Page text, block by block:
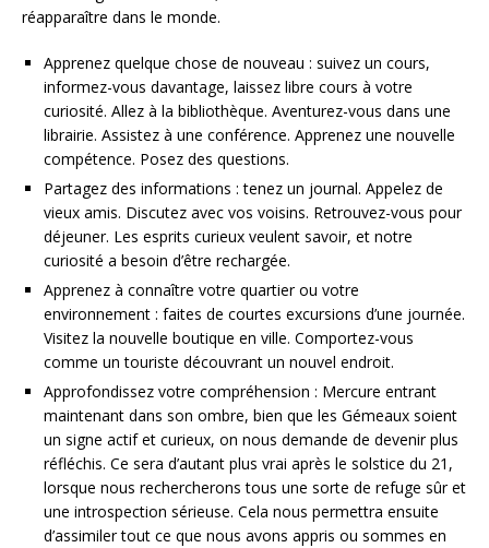
réapparaître dans le monde.
Apprenez quelque chose de nouveau : suivez un cours,
informez-vous davantage, laissez libre cours à votre
curiosité. Allez à la bibliothèque. Aventurez-vous dans une
librairie. Assistez à une conférence. Apprenez une nouvelle
compétence. Posez des questions.
Partagez des informations : tenez un journal. Appelez de
vieux amis. Discutez avec vos voisins. Retrouvez-vous pour
déjeuner. Les esprits curieux veulent savoir, et notre
curiosité a besoin d’être rechargée.
Apprenez à connaître votre quartier ou votre
environnement : faites de courtes excursions d’une journée.
Visitez la nouvelle boutique en ville. Comportez-vous
comme un touriste découvrant un nouvel endroit.
Approfondissez votre compréhension : Mercure entrant
maintenant dans son ombre, bien que les Gémeaux soient
un signe actif et curieux, on nous demande de devenir plus
réfléchis. Ce sera d’autant plus vrai après le solstice du 21,
lorsque nous rechercherons tous une sorte de refuge sûr et
une introspection sérieuse. Cela nous permettra ensuite
d’assimiler tout ce que nous avons appris ou sommes en